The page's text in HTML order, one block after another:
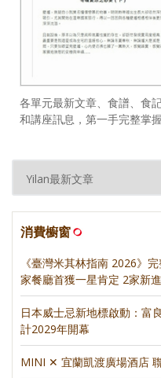
各單元最新文章、食譜、食
和講座訊息，第一手完整掌握
消費櫥窗
《臺灣米其林指南 2026》
家餐廳首獲一星肯定 2家新
日本威士忌新地標啟動：富
計2029年開幕
MINI ✕ 宜蘭凱渡廣場酒店